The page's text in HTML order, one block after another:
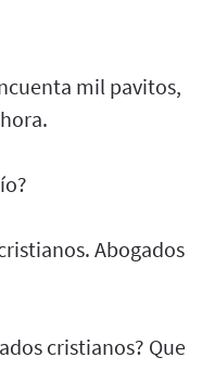
mil pavitos,
Abogados
cristianos? Que